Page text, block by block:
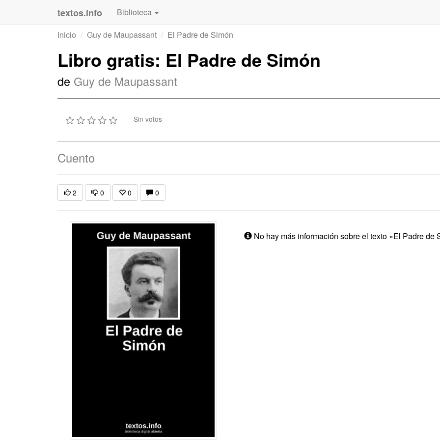
textos.info Biblioteca
Inicio
Guy de Maupassant El Padre de Simón
Libro gratis: El Padre de Simón
de Guy de Maupassant
Sin votos
Cuento
2 0 0 0
No hay más información sobre el texto «El Padre de